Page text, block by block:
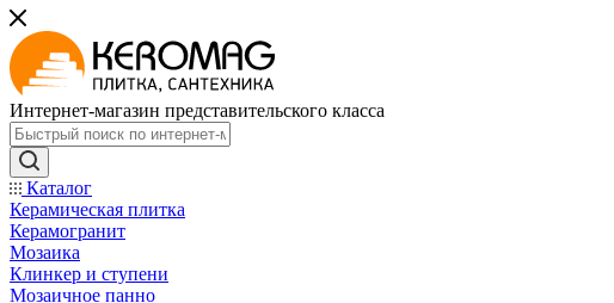
Интернет-магазин представительского класса
Каталог
Керамическая плитка
Керамогранит
Мозаика
Клинкер и ступени
Мозаичное панно